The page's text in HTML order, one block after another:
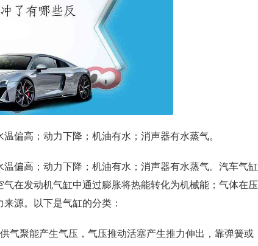
偏高；动力下降；机油有水；消声器有水蒸气。
偏高；动力下降；机油有水；消声器有水蒸气。汽车气缸
在发动机气缸中通过膨胀将热能转化为机械能；气体在压
源。以下是气缸的分类：
气聚能产生气压，气压推动活塞产生推力伸出，靠弹簧或